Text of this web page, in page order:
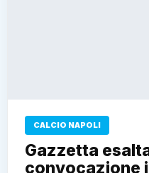
CALCIO NAPOLI
Gazzetta
convocazione